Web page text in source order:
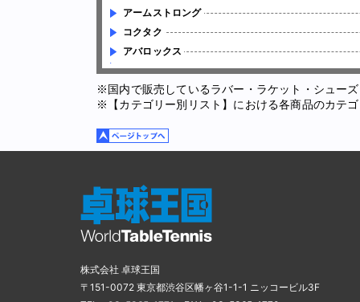
アームストロング
コクタク
アバロックス
※国内で販売しているラバー・ラケット・シュー
※【カテゴリー別リスト】における各商品のカテ
株式会社 卓球王国
〒151-0072 東京都渋谷区幡ヶ谷1-1-1 ニッコービル3F